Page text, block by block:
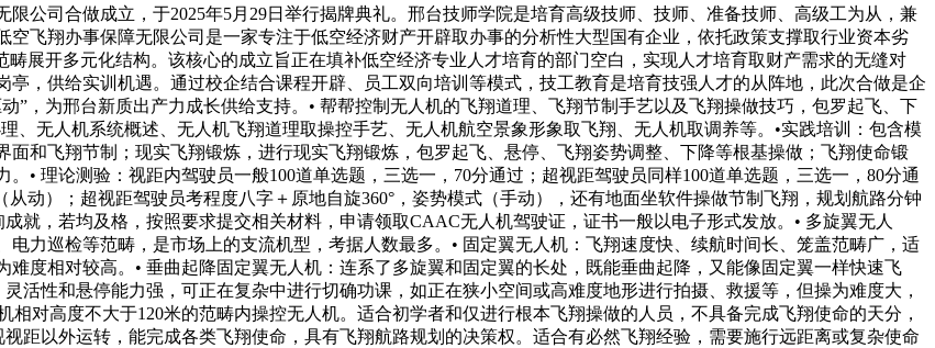
司合做成立，于2025年5月29日举行揭牌典礼。邢台技师学院是培育高级技师、技师、准备技师、高级工为从，兼
飞翔办事保障无限公司是一家专注于低空经济财产开辟取办事的分析性大型国有企业，依托政策支撑取行业资本劣
展开多元化结构。该核心的成立旨正在填补低空经济专业人才培育的部门空白，实现人才培育取财产需求的无缝对
，供给实训机遇。通过校企结合课程开辟、员工双向培训等模式，技工教育是培育技强人才的从阵地，此次合做是企
”，为邢台新质出产力成长供给支持。• 帮帮控制无人机的飞翔道理、飞翔节制手艺以及飞翔操做技巧，包罗起飞、下
、无人机系统概述、无人机飞翔道理取操控手艺、无人机航空景象形象取飞翔、无人机取调养等。•实践培训：包含模
和飞翔节制；现实飞翔锻炼，进行现实飞翔锻炼，包罗起飞、悬停、飞翔姿势调整、下降等根基操做；飞翔使命锻
• 理论测验：视距内驾驶员一般100道单选题，三选一，70分通过；超视距驾驶员同样100道单选题，三选一，80分通
动）；超视距驾驶员考程度八字＋原地自旋360°，姿势模式（手动），还有地面坐软件操做节制飞翔，规划航路分钟
就，若均及格，按照要求提交相关材料，申请领取CAAC无人机驾驶证，证书一般以电子形式发放。• 多旋翼无人
力巡检等范畴，是市场上的支流机型，考据人数最多。• 固定翼无人机：飞翔速度快、续航时间长、笼盖范畴广，适
度相对较高。• 垂曲起降固定翼无人机：连系了多旋翼和固定翼的长处，既能垂曲起降，又能像固定翼一样快速飞
活性和悬停能力强，可正在复杂中进行切确功课，如正在狭小空间或高难度地形进行拍摄、救援等，但操为难度大，
对高度不大于120米的范畴内操控无人机。适合初学者和仅进行根本飞翔操做的人员，不具备完成飞翔使命的天分，
距以外运转，能完成各类飞翔使命，具有飞翔航路规划的决策权。适合有必然飞翔经验，需要施行远距离或复杂使命